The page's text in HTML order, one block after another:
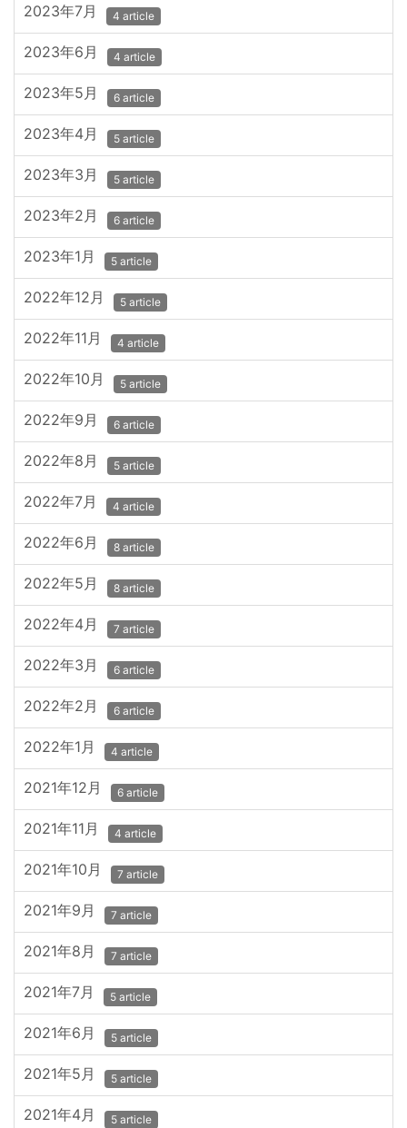
2023年7月 4 article
2023年6月 4 article
2023年5月 6 article
2023年4月 5 article
2023年3月 5 article
2023年2月 6 article
2023年1月 5 article
2022年12月 5 article
2022年11月 4 article
2022年10月 5 article
2022年9月 6 article
2022年8月 5 article
2022年7月 4 article
2022年6月 8 article
2022年5月 8 article
2022年4月 7 article
2022年3月 6 article
2022年2月 6 article
2022年1月 4 article
2021年12月 6 article
2021年11月 4 article
2021年10月 7 article
2021年9月 7 article
2021年8月 7 article
2021年7月 5 article
2021年6月 5 article
2021年5月 5 article
2021年4月 5 article